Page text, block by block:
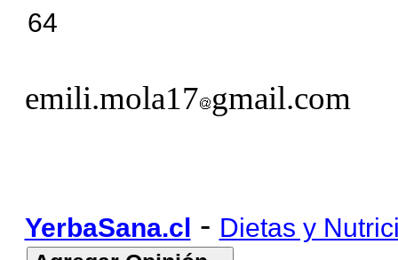
64
emili.mola17 gmail.com
YerbaSana.cl - Dietas y